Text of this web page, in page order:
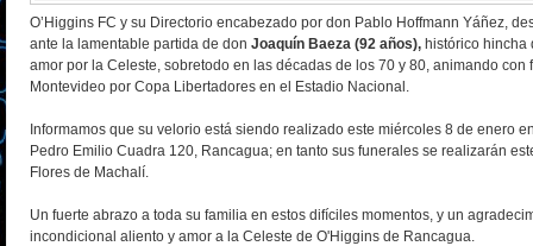
O’Higgins FC y su Directorio encabezado por don Pablo Hoffmann Yáñez,
ante la lamentable partida de don Joaquín Baeza (92 años), histórico hincha
amor por la Celeste, sobretodo en las décadas de los 70 y 80, animando
Montevideo por Copa Libertadores en el Estadio Nacional.
Informamos que su velorio está siendo realizado este miércoles 8 de enero
Pedro Emilio Cuadra 120, Rancagua; en tanto sus funerales se realizarán
Flores de Machalí.
Un fuerte abrazo a toda su familia en estos difíciles momentos, y un
incondicional aliento y amor a la Celeste de O'Higgins de Rancagua.